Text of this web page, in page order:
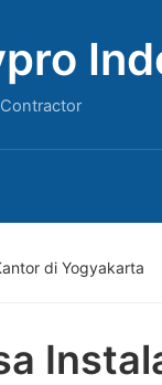
di Yogyakarta